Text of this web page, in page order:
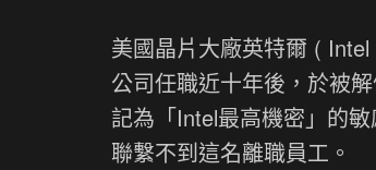
美國晶片大廠英特爾 (
公司任職近十年後，於被
記為「Intel最高機密」的敏
聯繫不到這名離職員工。